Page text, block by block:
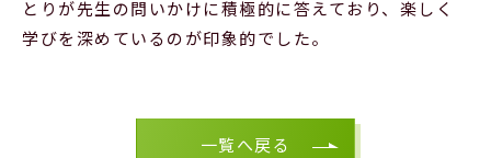
とりが先生の問いかけに積極的に答えており、楽しく
学びを深めているのが印象的でした。
一覧へ戻る